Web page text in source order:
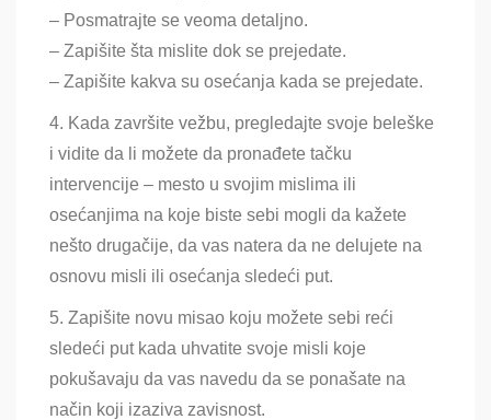
– Posmatrajte se veoma detaljno.
– Zapišite šta mislite dok se prejedate.
– Zapišite kakva su osećanja kada se prejedate.
4. Kada završite vežbu, pregledajte svoje beleške
i vidite da li možete da pronađete tačku
intervencije – mesto u svojim mislima ili
osećanjima na koje biste sebi mogli da kažete
nešto drugačije, da vas natera da ne delujete na
osnovu misli ili osećanja sledeći put.
5. Zapišite novu misao koju možete sebi reći
sledeći put kada uhvatite svoje misli koje
pokušavaju da vas navedu da se ponašate na
način koji izaziva zavisnost.